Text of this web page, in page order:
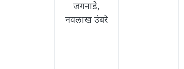
जगनाडे,
नवलाख उंबरे